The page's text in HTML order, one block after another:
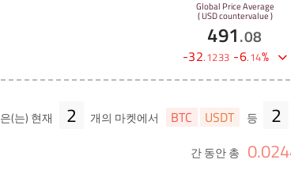
Global Price Average
( USD countervalue )
491.08
-32.1233 -6.14%
은(는) 현재 2 개의 마켓에서 BTC USDT 등 2
간 동안 총 0.